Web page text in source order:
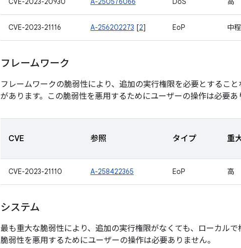
CVE-2023-21116 A-256202273 [2] EoP 中
フレームワーク
フレームワークの脆弱性により、追加の実行権限を必要とするこ
があります。この脆弱性を悪用するためにユーザーの操作は必要あ
CVE 参照 タイプ 重
CVE-2023-21110 A-258422365 EoP 高
システム
最も重大な脆弱性により、追加の実行権限がなくても、ローカル
脆弱性を悪用するためにユーザーの操作は必要ありません。